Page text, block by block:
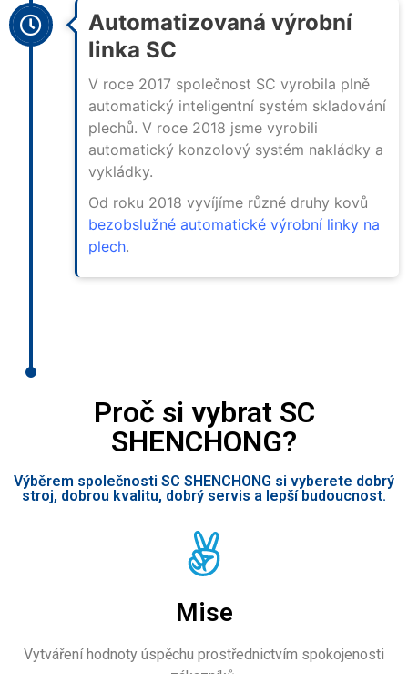
Automatizovaná výrobní
linka SC
V roce 2017 společnost SC vyrobila plně
automatický inteligentní systém skladování
plechů. V roce 2018 jsme vyrobili
automatický konzolový systém nakládky a
vykládky.
Od roku 2018 vyvíjíme různé druhy kovů
bezobslužné automatické výrobní linky na
plech.
Proč si vybrat SC
SHENCHONG?
Výběrem společnosti SC SHENCHONG si vyberete dobrý
stroj, dobrou kvalitu, dobrý servis a lepší budoucnost.
Mise
Vytváření hodnoty úspěchu prostřednictvím spokojenosti